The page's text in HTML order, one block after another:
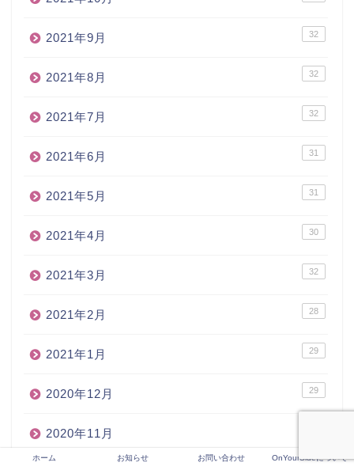
2021年9月 32
2021年8月 32
2021年7月 32
2021年6月 31
2021年5月 31
2021年4月 30
2021年3月 32
2021年2月 28
2021年1月 29
2020年12月 29
2020年11月
ホーム お知らせ お問い合わせ OnYourSideについて